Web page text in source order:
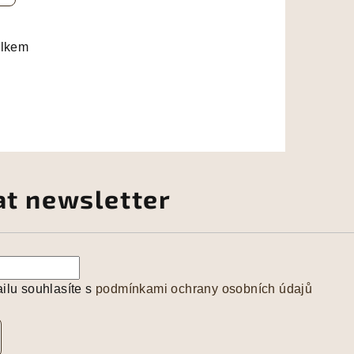
newsletter
souhlasíte s podmínkami ochrany osobních údajů